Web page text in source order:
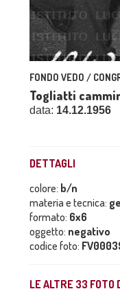
FONDO VEDO /
Togliatti
data: 14.12.1956
DETTAGLI
colore: b/n
materia e tecnica:
formato: 6x6
oggetto: negativo
codice foto:
LE ALTRE 33 FOTO